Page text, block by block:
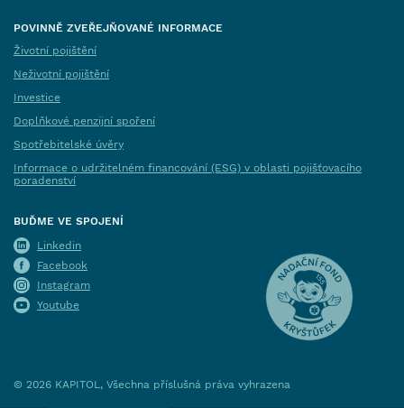
POVINNĚ ZVEŘEJŇOVANÉ INFORMACE
Životní pojištění
Neživotní pojištění
Investice
Doplňkové penzijní spoření
Spotřebitelské úvěry
Informace o udržitelném financování (ESG) v oblasti pojišťovacího
poradenství
BUĎME VE SPOJENÍ
Linkedin
Facebook
Instagram
Youtube
© 2026 KAPITOL, Všechna příslušná práva vyhrazena